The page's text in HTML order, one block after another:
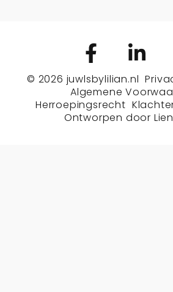
© 2026 juwlsbylilian.nl
Algemene
Herroepingsrecht
Ontworpen door